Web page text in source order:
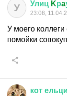
У Улиц Kрa
23:08,
У моего
помойки
кот